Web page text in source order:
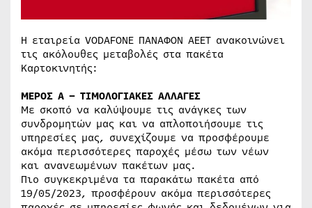
Η εταιρεία VODAFONE ΠΑΝΑΦΟΝ ΑΕΕΤ ανακοινώνει
τις ακόλουθες μεταβολές στα πακέτα
Καρτοκινητής:
ΜΕΡΟΣ Α – ΤΙΜΟΛΟΓΙΑΚΕΣ ΑΛΛΑΓΕΣ
Με σκοπό να καλύψουμε τις ανάγκες των
συνδρομητών μας και να απλοποιήσουμε τις
υπηρεσίες μας, συνεχίζουμε να προσφέρουμε
ακόμα περισσότερες παροχές μέσω των νέων
και ανανεωμένων πακέτων μας.
Πιο συγκεκριμένα τα παρακάτω πακέτα από
19/05/2023, προσφέρουν ακόμα περισσότερες